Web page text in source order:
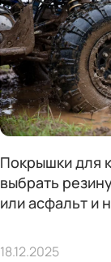
Покрышки для
выбрать
или асфальт и
18.12.2025